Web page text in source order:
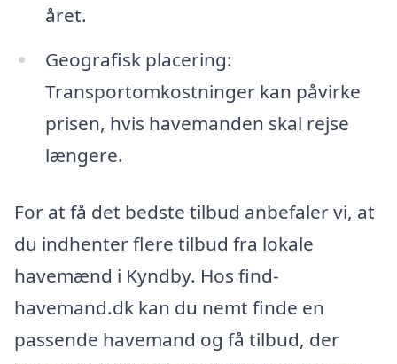
året.
Geografisk placering:
Transportomkostninger kan påvirke
prisen, hvis havemanden skal rejse
længere.
For at få det bedste tilbud anbefaler vi, at
du indhenter flere tilbud fra lokale
havemænd i Kyndby. Hos find-
havemand.dk kan du nemt finde en
passende havemand og få tilbud, der